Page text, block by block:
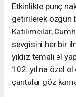
Etkinlikte punç
getirilerek özgün
Katılımcılar,
sevgisini her bir
yıldız temalı el
102. yılına özel
çantalar göz